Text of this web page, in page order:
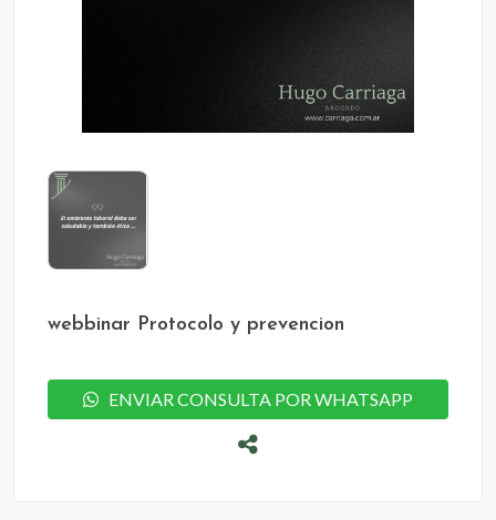
webbinar Protocolo y prevencion
ENVIAR CONSULTA POR WHATSAPP